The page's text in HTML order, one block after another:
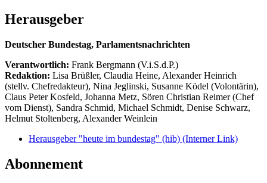
Herausgeber
Deutscher Bundestag, Parlamentsnachrichten
Verantwortlich: Frank Bergmann (V.i.S.d.P.)
Redaktion: Lisa Brüßler, Claudia Heine, Alexander Heinrich
(stellv. Chefredakteur), Nina Jeglinski, Susanne Ködel (Volontärin),
Claus Peter Kosfeld, Johanna Metz, Sören Christian Reimer (Chef
vom Dienst), Sandra Schmid, Michael Schmidt, Denise Schwarz,
Helmut Stoltenberg, Alexander Weinlein
Herausgeber "heute im bundestag" (hib) (Interner Link)
Abonnement